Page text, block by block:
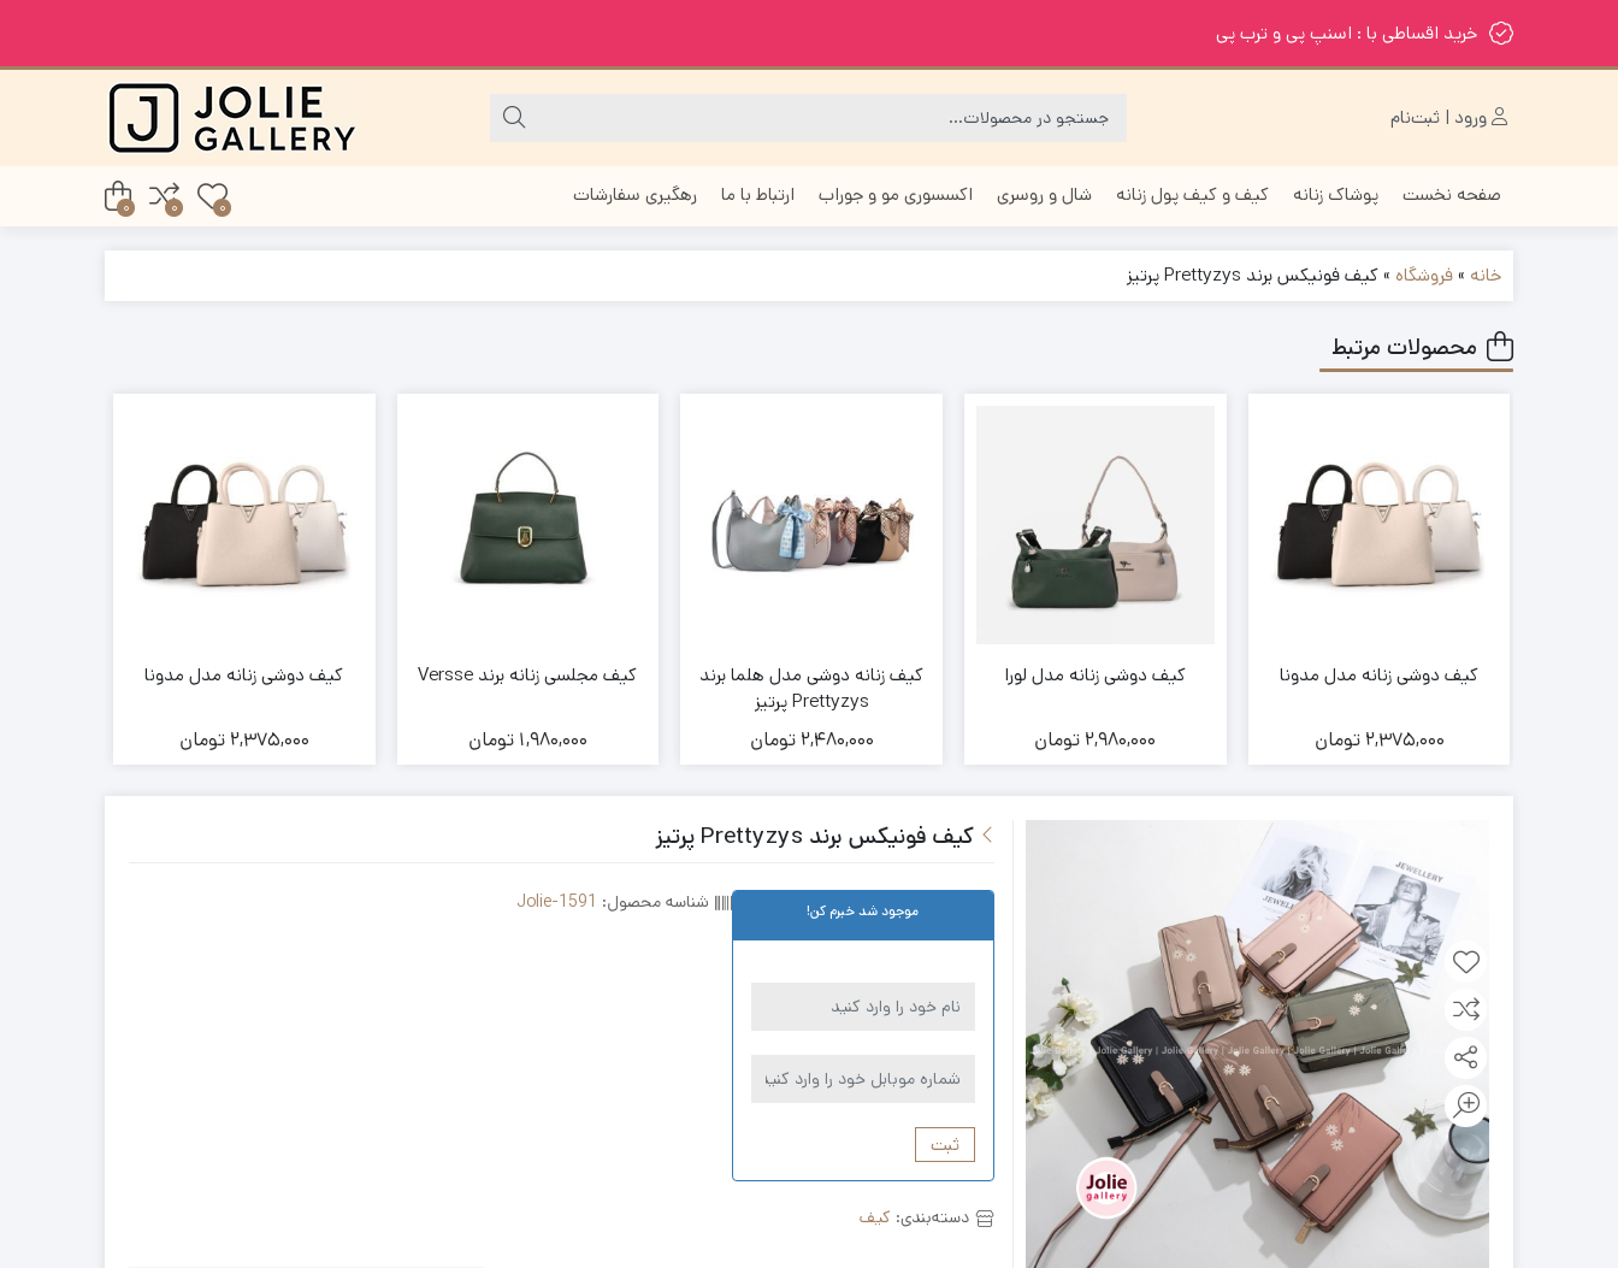
خرید اقساطی با : اسنپ پی و ترب پی
ورود | ثبت‌نام
صفحه نخست پوشاک زنانه کیف و کیف پول زنانه شال و روسری اکسسوری مو و جوراب ارتباط با ما رهگیری سفارشات
0
0
0
خانه »فروشگاه »کیف فونیکس برند Prettyzys پرتیز
محصولات مرتبط
کیف دوشی زنانه مدل مدونا
2,375,000 تومان
کیف دوشی زنانه مدل لورا
2,980,000 تومان
کیف زنانه دوشی مدل هلما برند
Prettyzys پرتیز
2,480,000 تومان
کیف مجلسی زنانه برند Versse
1,980,000 تومان
کیف دوشی زنانه مدل مدونا
2,375,000 تومان
کیف فونیکس برند Prettyzys پرتیز
موجود شد خبرم کن!
ثبت
شناسه محصول: Jolie-1591
دسته‌بندی: کیف